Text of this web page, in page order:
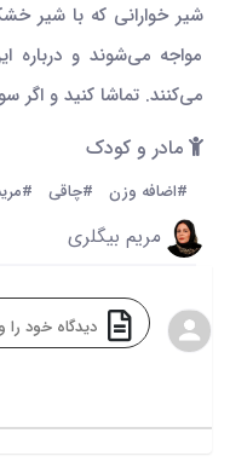
شیر خوارانی که با شیر
مواجه می‌شوند و
می‌کنند. تماشا کنید و اگر
مادر و کودک
#اضافه وزن #چاقی
مریم بیگلری